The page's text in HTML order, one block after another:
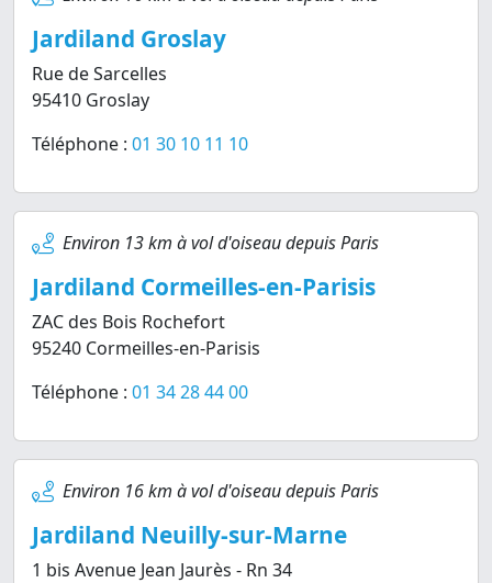
Jardiland Groslay
Rue de Sarcelles
95410 Groslay
Téléphone : 01 30 10 11 10
Environ 13 km à vol d'oiseau depuis Paris
Jardiland Cormeilles-en-Parisis
ZAC des Bois Rochefort
95240 Cormeilles-en-Parisis
Téléphone : 01 34 28 44 00
Environ 16 km à vol d'oiseau depuis Paris
Jardiland Neuilly-sur-Marne
1 bis Avenue Jean Jaurès - Rn 34